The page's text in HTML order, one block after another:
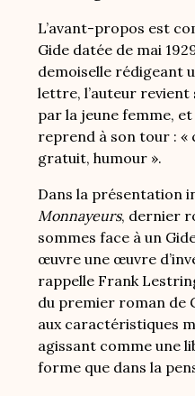
L’avant-propos est
Gide datée de mai
demoiselle rédigeant
lettre, l’auteur revient
par la jeune femme,
reprend à son tour : «
gratuit, humour ».
Dans la présentation
Monnayeurs, dernier
sommes face à un
œuvre une œuvre
rappelle Frank
du premier roman de
aux caractéristiques
agissant comme une
forme que dans la